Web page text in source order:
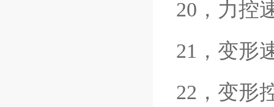
20，力控
21，变形
22，变形